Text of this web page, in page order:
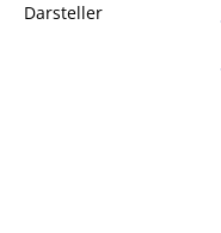
Darsteller